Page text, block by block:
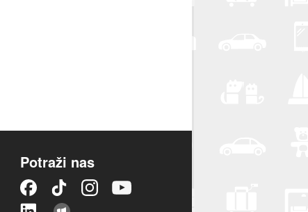
Potraži nas